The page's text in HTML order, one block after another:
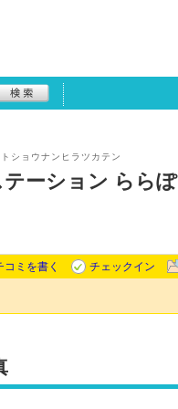
ショウナンヒラツカテン
ーション らら
コミを書く
チェックイン